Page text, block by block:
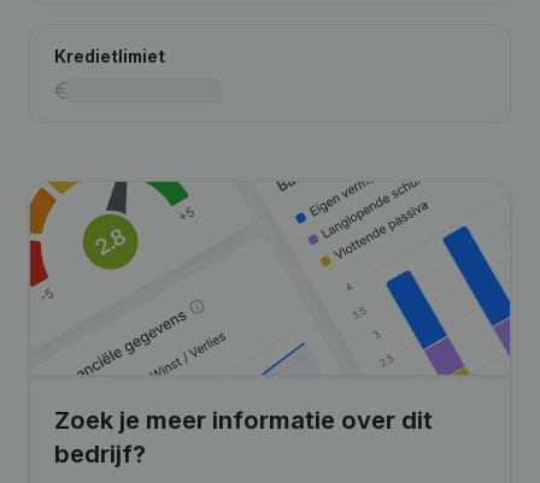
Kredietlimiet
Zoek je meer informatie over dit
bedrijf?